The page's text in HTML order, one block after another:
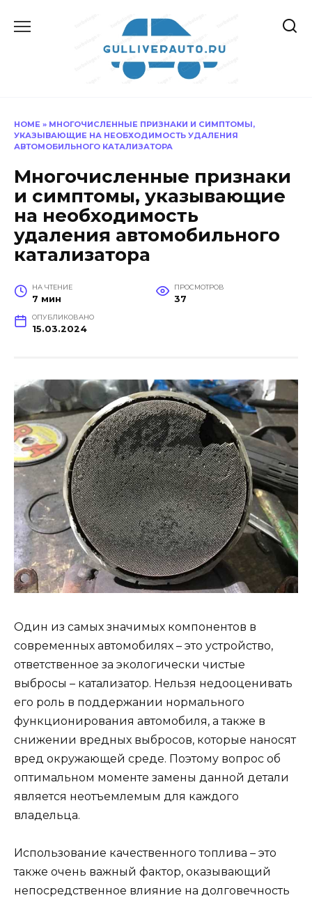
HOME » МНОГОЧИСЛЕННЫЕ ПРИЗНАКИ И СИМПТОМЫ,
УКАЗЫВАЮЩИЕ НА НЕОБХОДИМОСТЬ УДАЛЕНИЯ
АВТОМОБИЛЬНОГО КАТАЛИЗАТОРА
Многочисленные признаки
и симптомы, указывающие
на необходимость
удаления автомобильного
катализатора
НА ЧТЕНИЕ
7 мин
ПРОСМОТРОВ
37
ОПУБЛИКОВАНО
15.03.2024
Один из самых значимых компонентов в
современных автомобилях – это устройство,
ответственное за экологически чистые
выбросы – катализатор. Нельзя недооценивать
его роль в поддержании нормального
функционирования автомобиля, а также в
снижении вредных выбросов, которые наносят
вред окружающей среде. Поэтому вопрос об
оптимальном моменте замены данной детали
является неотъемлемым для каждого
владельца.
Использование качественного топлива – это
также очень важный фактор, оказывающий
непосредственное влияние на долговечность